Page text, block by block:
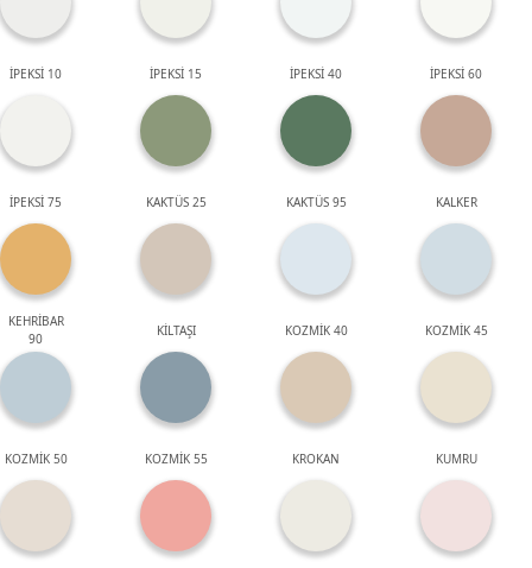
İPEKSİ 10 İPEKSİ 15 İPEKSİ 40 İPEKSİ 60
İPEKSİ 75 KAKTÜS 25 KAKTÜS 95 KALKER
KEHRİBAR
90
KİLTAŞI KOZMİK 40 KOZMİK 45
KOZMİK 50 KOZMİK 55 KROKAN KUMRU